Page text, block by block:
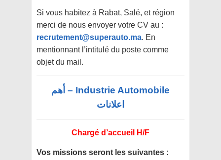
Si vous habitez à Rabat, Salé, et région
merci de nous envoyer votre CV au :
recrutement@superauto.ma. En
mentionnant l’intitulé du poste comme
objet du mail.
Industrie Automobile – أهم
اعلانات
Chargé d’accueil H/F
Vos missions seront les suivantes :